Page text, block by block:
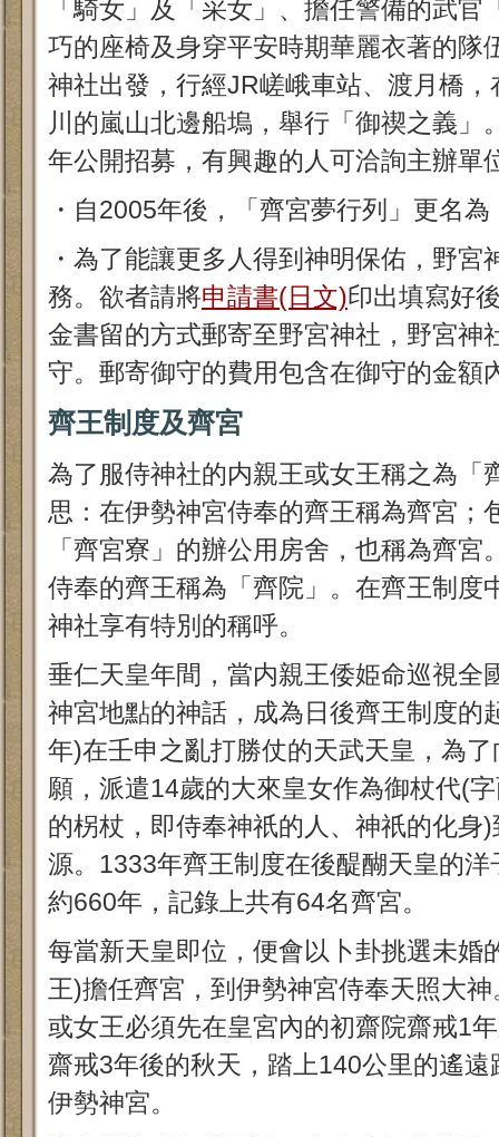
「騎女」及「采女」、擔任警備的武
巧的座椅及身穿平安時期華麗衣著的隊
神社出發，行經JR嵯峨車站、渡月橋
川的嵐山北邊船塢，舉行「御禊之義」
年公開招募，有興趣的人可洽詢主辦單
・自2005年後，「齊宮夢行列」更名
・為了能讓更多人得到神明保佑，野
務。欲者請將申請書(日文)印出填寫好
金書留的方式郵寄至野宮神社，野宮神
守。郵寄御守的費用包含在御守的金額
齊王制度及齊宮
為了服侍神社的内親王或女王稱之為「
思：在伊勢神宮侍奉的齊王稱為齊宮；
「齊宮寮」的辦公用房舍，也稱為齊
侍奉的齊王稱為「齊院」。在齊王制度
神社享有特別的稱呼。
垂仁天皇年間，當内親王倭姫命巡視全
神宮地點的神話，成為日後齊王制度的
年)在壬申之亂打勝仗的天武天皇，為
願，派遣14歲的大來皇女作為御杖代(
的柺杖，即侍奉神祇的人、神祇的化身
源。1333年齊王制度在後醍醐天皇的
約660年，記錄上共有64名齊宮。
每當新天皇即位，便會以卜卦挑選未婚
王)擔任齊宮，到伊勢神宮侍奉天照大
或女王必須先在皇宮內的初齋院齋戒1
齋戒3年後的秋天，踏上140公里的遙
伊勢神宮。